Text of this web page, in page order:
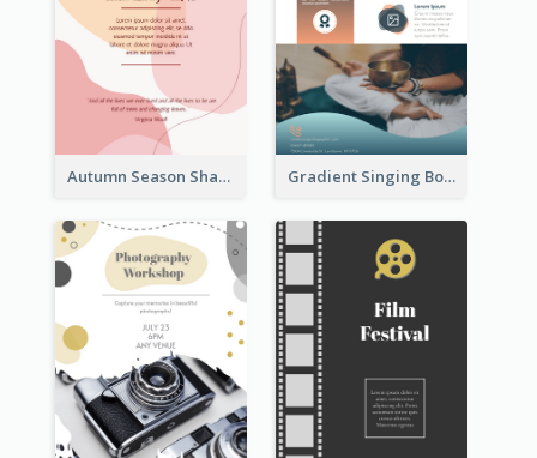
Autumn Season Sharing Flyer Gradient Singing Bowl Flyer